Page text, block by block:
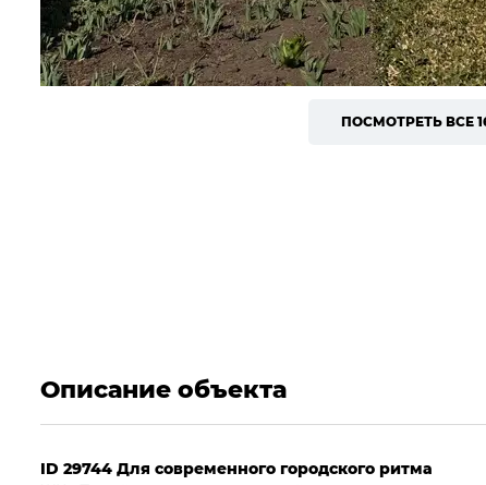
ПОСМОТРЕТЬ ВСЕ
Описание объекта
ID 29744 Для современного городского ритма